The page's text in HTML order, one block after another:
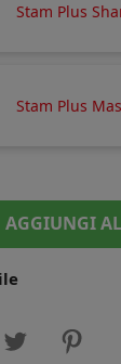
Stam Plus
Stam Plus
AGGIUNGI